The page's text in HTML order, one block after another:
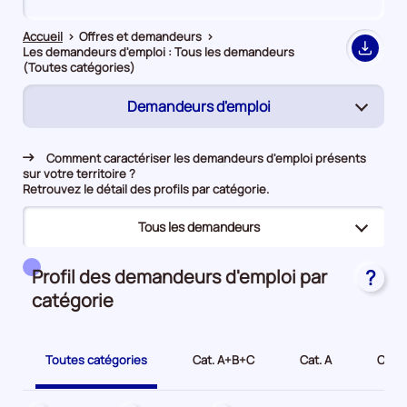
Accueil > Offres et demandeurs >
Les demandeurs d'emploi : Tous les demandeurs
(Toutes catégories)
Export
Demandeurs d'emploi
(page
Rapprochement
Offres d’emploi
Comment caractériser les demandeurs d'emploi présents
sur votre territoire ?
Retrouvez le détail des profils par catégorie.
Tous les demandeurs
(page
Tous les demandeurs (page
active)
Seniors
Profil des demandeurs d'emploi par
catégorie
?
Toutes catégories Cat. A+B+C Cat. A Cat.